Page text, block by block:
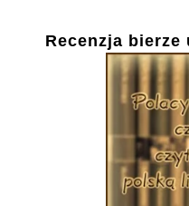
Recenzja bierze